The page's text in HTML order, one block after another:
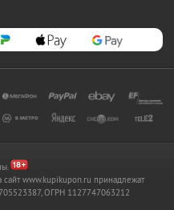
сайт www.kupikupon.ru принадлежат
ОГРН 1127747063212